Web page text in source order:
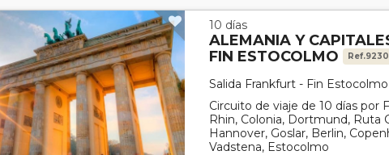
10 días
ALEMANIA Y
FIN ESTOCOLMO
Ref.9230
Salida Frankfurt - Fin Estocolmo
Circuito de viaje de 10 días por
Rhin, Colonia, Dortmund, Ruta
Hannover, Goslar, Berlin,
Vadstena, Estocolmo